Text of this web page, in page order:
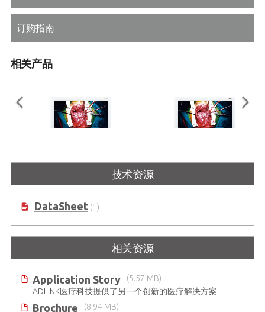
订购指南
相关产品
ASM27FHB
Full HD Surgical Monitor Series
ASM27UHB
超高清手术监护仪系列
技术资源
DataSheet(1)
相关资源
Application Story
(5.57 MB)
ADLINK医疗科技提供了另一个创新的医疗解决方案
Brochure
(8.94 MB)